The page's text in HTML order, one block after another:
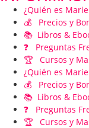
¿Quién es
💰 Precios y
📚 Libros &
❓ Preguntas
🏆 Cursos y
¿Quién es
💰 Precios y
📚 Libros &
❓ Preguntas
🏆 Cursos y